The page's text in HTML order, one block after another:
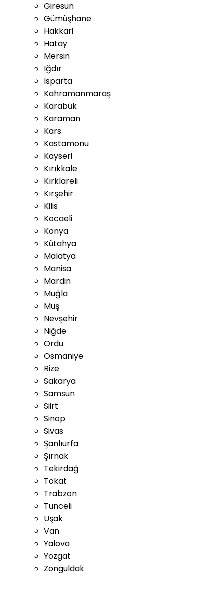
Giresun
Gümüşhane
Hakkari
Hatay
Mersin
Iğdır
Isparta
Kahramanmaraş
Karabük
Karaman
Kars
Kastamonu
Kayseri
Kırıkkale
Kırklareli
Kırşehir
Kilis
Kocaeli
Konya
Kütahya
Malatya
Manisa
Mardin
Muğla
Muş
Nevşehir
Niğde
Ordu
Osmaniye
Rize
Sakarya
Samsun
Siirt
Sinop
Sivas
Şanlıurfa
Şırnak
Tekirdağ
Tokat
Trabzon
Tunceli
Uşak
Van
Yalova
Yozgat
Zonguldak